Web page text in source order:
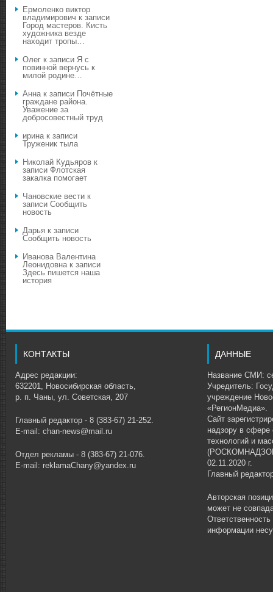
Ермоленко виктор
владимирович к записи
Город мастеров. Кисть
художника везде
находит тропы…
Олег к записи Я с
повинной вернусь к
милой родине…
Аннак записи Почётные
граждане района.
Уважение за
добросовестный труд
иринак записи
Труженик тыла
Николай Кудьяров к
записи Флотская
закалка помогает
Чановские вести к
записи Сообщить
новость
Дарья к записи
Сообщить новость
Иванова Валентина
Леонидовнак записи
Здесь пишется наша
история
КОНТАКТЫ
Адрес редакции:
632201, Новосибирская область,
р. п. Чаны, ул. Советская, 207
Главный редактор - 8 (383-67) 21-252.
E-mail: chan-news@mail.ru
Отдел рекламы - 8 (383-67) 21-076.
E-mail: reklamaChany@yandex.ru
ДАННЫЕ
Название СМИ:
Учредитель:
учреждение
«РегионМедиа».
Сайт
надзору в
технологий и
02.11.2020 г.
Главный
Авторская
может не
информации